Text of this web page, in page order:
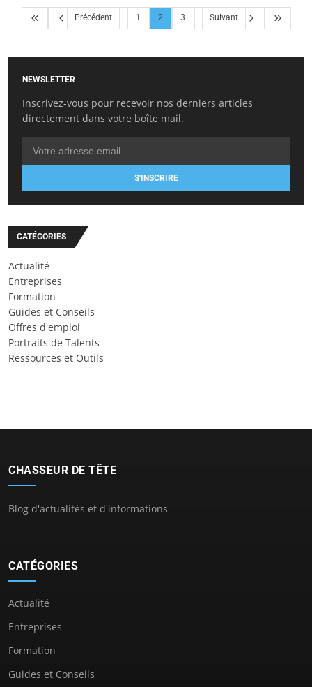
Précédent 1 2 3 Suivant
NEWSLETTER
Inscrivez-vous pour recevoir nos derniers articles
directement dans votre boîte mail.
S'INSCRIRE
CATÉGORIES
Actualité
Entreprises
Formation
Guides et Conseils
Offres d'emploi
Portraits de Talents
Ressources et Outils
CHASSEUR DE TÊTE
Blog d'actualités et d'informations
CATÉGORIES
Actualité
Entreprises
Formation
Guides et Conseils